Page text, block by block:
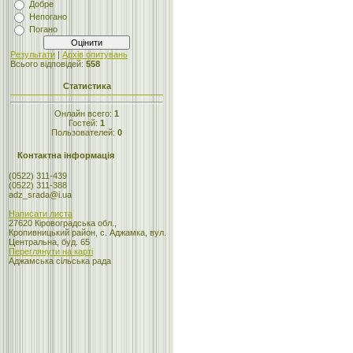
Добре
Непогано
Погано
Результати | Архів опитувань
Всього відповідей: 558
Статистика
Онлайн всего: 1
Гостей: 1
Пользователей: 0
Контактна інформація
(0522) 311-439
(0522) 311-388
adz_srada@i.ua
Написати листа
27620 Кіровоградська обл.,
Кропивницький район, с. Аджамка, вул.
Центральна, буд. 65
Переглянути на карті
Аджамська сільська рада